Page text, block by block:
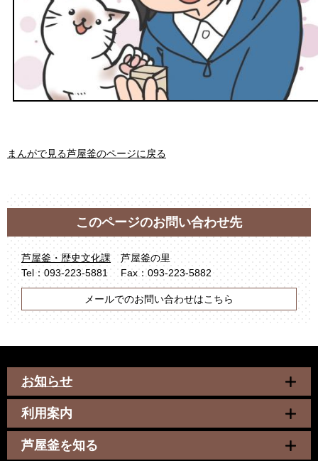
まんがで見る芦屋釜のページに戻る
このページのお問い合わせ先
芦屋釜・歴史文化課
芦屋釜の里
Tel：093-223-5881
Fax：093-223-5882
メールでのお問い合わせはこちら
お知らせ
利用案内
芦屋釜を知る